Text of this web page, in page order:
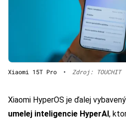
Xiaomi 15T Pro • Zdroj: TOUCHIT
Xiaomi HyperOS je ďalej
umelej inteligencie HyperAI,